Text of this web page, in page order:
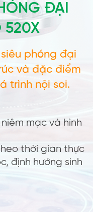
ĐẠI
520X
phóng đại
và đặc điểm
trình nội soi.
mạc và hình
thời gian thực
định hướng sinh